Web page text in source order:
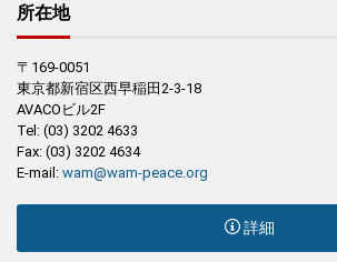
所在地
〒169-0051
東京都新宿区西早稲田2-3-18
AVACOビル2F
Tel: (03) 3202 4633
Fax: (03) 3202 4634
E-mail: wam@wam-peace.org
詳細